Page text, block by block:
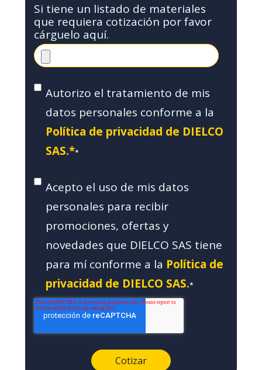
Si tiene un listado de materiales
que requiera cotización por favor
cárguelo aquí.
Autorizo el tratamiento de mis
datos personales conforme a la
Política de privacidad de DIELCO
SAS.**
Acepto el uso de mis datos
personales para recibir
promociones, ofertas y
novedades que DIELCO SAS tiene
para mí conforme a la Política de
privacidad de DIELCO SAS.*